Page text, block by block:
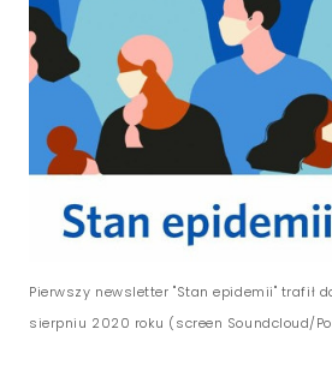
Pierwszy newsletter "Stan epidemii" trafił
sierpniu 2020 roku (screen Soundcloud/